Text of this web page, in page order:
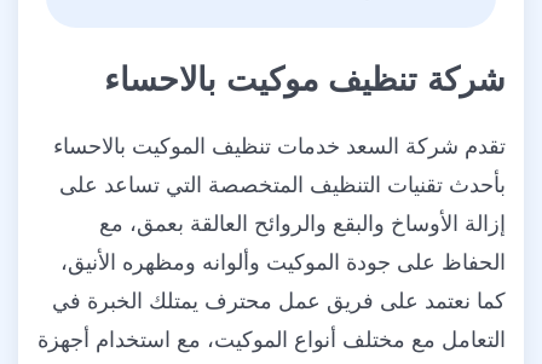
شركة تنظيف موكيت بالاحساء
تقدم شركة السعد خدمات تنظيف الموكيت بالاحساء
بأحدث تقنيات التنظيف المتخصصة التي تساعد على
إزالة الأوساخ والبقع والروائح العالقة بعمق، مع
الحفاظ على جودة الموكيت وألوانه ومظهره الأنيق،
كما نعتمد على فريق عمل محترف يمتلك الخبرة في
التعامل مع مختلف أنواع الموكيت، مع استخدام أجهزة